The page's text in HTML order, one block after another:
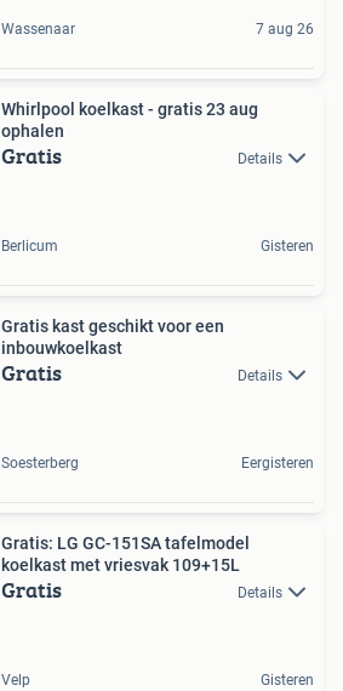
Wassenaar 7 aug 26
Whirlpool koelkast - gratis 23 aug
ophalen
Gratis Details
Berlicum Gisteren
Gratis kast geschikt voor een
inbouwkoelkast
Gratis Details
Soesterberg Eergisteren
Gratis: LG GC-151SA tafelmodel
koelkast met vriesvak 109+15L
Gratis Details
Velp Gisteren